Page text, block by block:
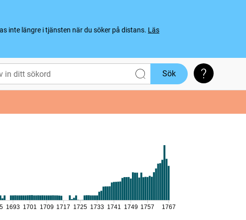
inte längre i tjänsten när du söker på distans. Läs
Sök Söktips
1693 1701 1709 1717 1725 1733 1741 1749 1757 1767